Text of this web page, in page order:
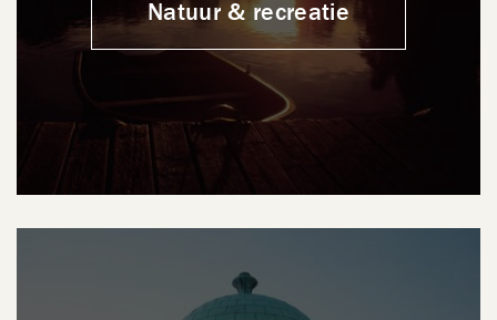
Natuur & recreatie